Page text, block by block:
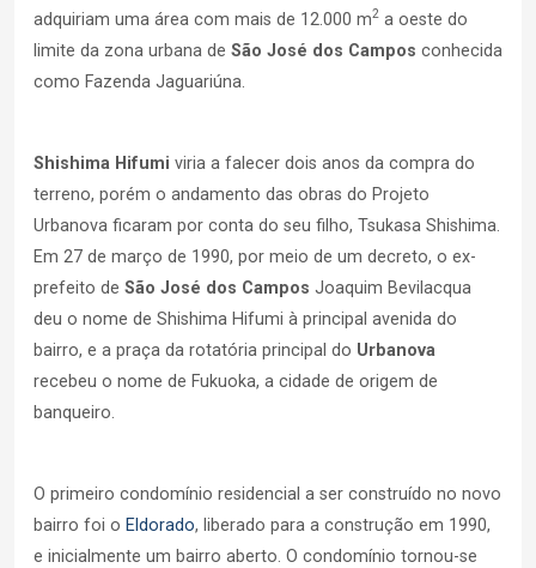
adquiriam uma área com mais de 12.000 m2 a oeste do
limite da zona urbana de São José dos Campos conhecida
como Fazenda Jaguariúna.
Shishima Hifumi viria a falecer dois anos da compra do
terreno, porém o andamento das obras do Projeto
Urbanova ficaram por conta do seu filho, Tsukasa Shishima.
Em 27 de março de 1990, por meio de um decreto, o ex-
prefeito de São José dos Campos Joaquim Bevilacqua
deu o nome de Shishima Hifumi à principal avenida do
bairro, e a praça da rotatória principal do Urbanova
recebeu o nome de Fukuoka, a cidade de origem de
banqueiro.
O primeiro condomínio residencial a ser construído no novo
bairro foi o Eldorado, liberado para a construção em 1990,
e inicialmente um bairro aberto. O condomínio tornou-se